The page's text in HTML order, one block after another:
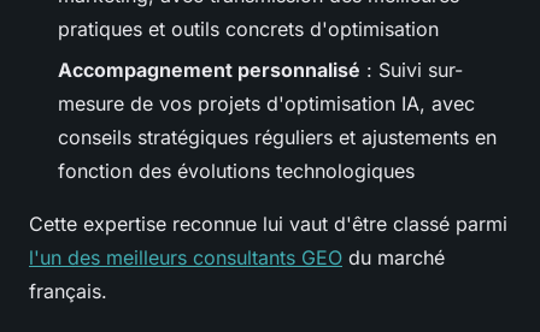
pratiques et outils concrets d'optimisation
Accompagnement personnalisé : Suivi sur-
mesure de vos projets d'optimisation IA, avec
conseils stratégiques réguliers et ajustements en
fonction des évolutions technologiques
Cette expertise reconnue lui vaut d'être classé parmi
l'un des meilleurs consultants GEO du marché
français.